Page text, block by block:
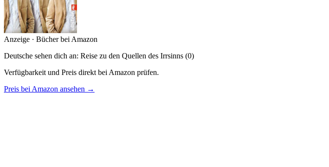
Anzeige · Bücher bei Amazon
Deutsche sehen dich an: Reise zu den Quellen des Irrsinns (0)
Verfügbarkeit und Preis direkt bei Amazon prüfen.
Preis bei Amazon ansehen →